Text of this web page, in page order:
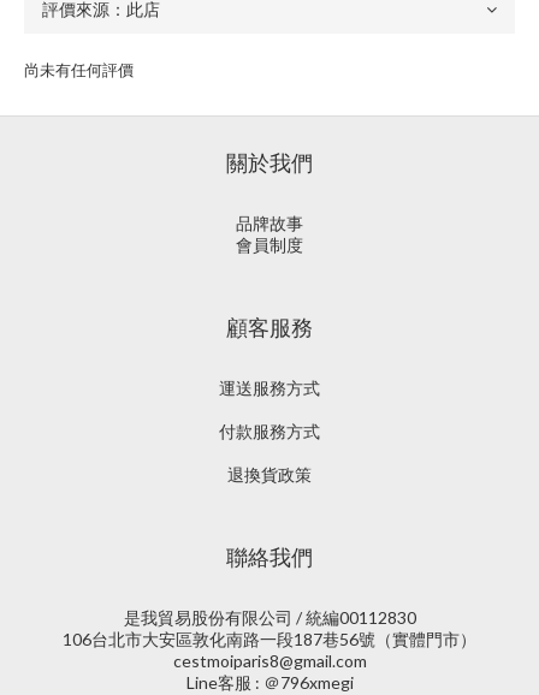
尚未有任何評價
關於我們
品牌故事
會員制度
顧客服務
運送服務方式
付款服務方式
退換貨政策
聯絡我們
是我貿易股份有限公司 / 統編00112830
106台北市大安區敦化南路一段187巷56號（實體門市）
cestmoiparis8@gmail.com
Line客服 : ＠796xmegi